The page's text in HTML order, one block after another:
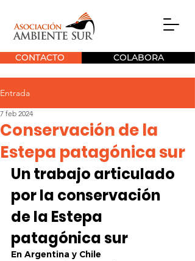
CONTACTO COLABORA
Entrada
Conservación de la
Estepa patagónica sur
7 feb 2024
Un trabajo articulado
por la conservación
de la Estepa
patagónica sur
En Argentina y Chile